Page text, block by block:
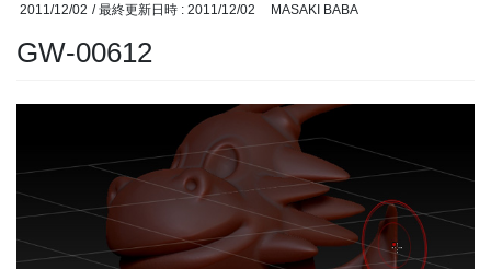
2011/12/02 / 最終更新日時 : 2011/12/02 MASAKI BABA
GW-00612